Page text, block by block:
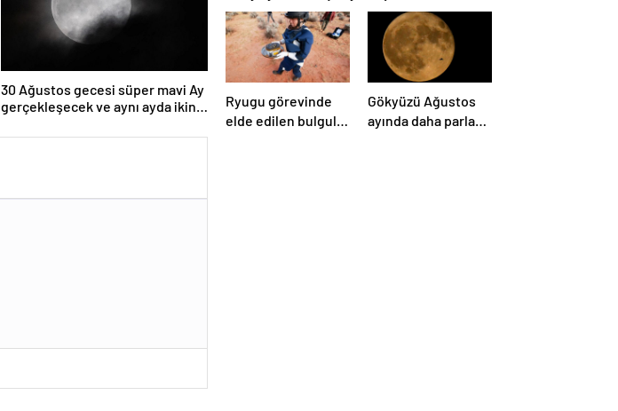
30 Ağustos gecesi süper mavi Ay
gerçekleşecek ve aynı ayda ikinci
Ryugu görevinde
elde edilen bulgular
Gökyüzü Ağustos
ayında daha parlak: